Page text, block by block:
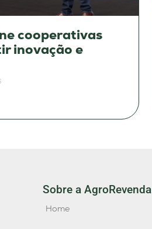
cooperativas
inovação e
Sobre a AgroRevenda
Home